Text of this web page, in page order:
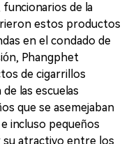
de la
estos productos
en el condado de
Phangphet
de cigarrillos
las escuelas
que se asemejaban
incluso pequeños
su atractivo entre los